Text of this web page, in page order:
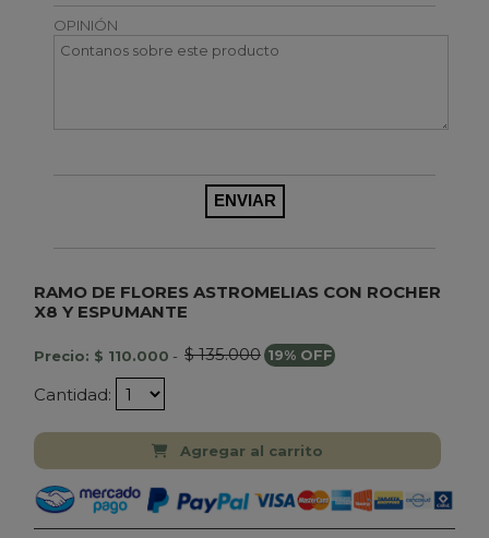
OPINIÓN
RAMO DE FLORES ASTROMELIAS CON ROCHER
X8 Y ESPUMANTE
Precio: $ 110.000 - $ 135.000 19% OFF
Cantidad:
Agregar al carrito